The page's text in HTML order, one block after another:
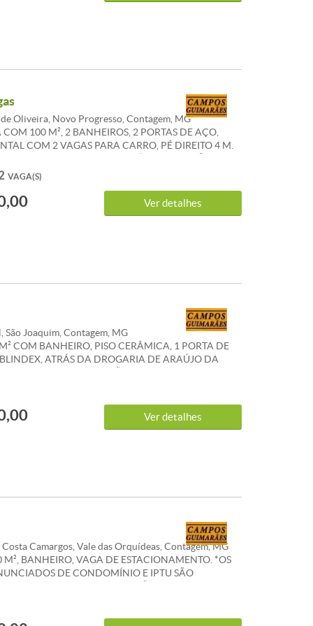
Oliveira, Novo Progresso, Contagem, MG
100 M², 2 BANHEIROS, 2 PORTAS DE AÇO,
COM 2 VAGAS PARA CARRO, PÉ DIREITO 4 M.
E PODEM SOFRER ALTERACÕES.WHATSAPP 31
VAGA(S)
Ver detalhes
São Joaquim, Contagem, MG
COM BANHEIRO, PISO CERÂMICA, 1 PORTA DE
ATRÁS DA DROGARIA DE ARAÚJO DA
DE CONDOMÍNIO E IPTU SÃO REFERENCIAIS E
Ver detalhes
Costa Camargos, Vale das Orquídeas, Contagem, MG
M², BANHEIRO, VAGA DE ESTACIONAMENTO. *OS
DE CONDOMÍNIO E IPTU SÃO